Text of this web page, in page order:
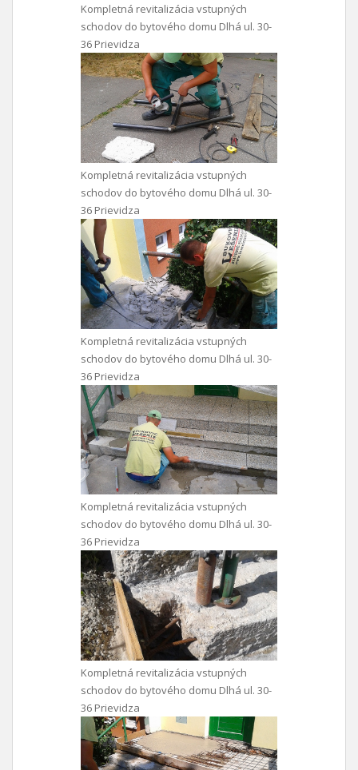
Kompletná revitalizácia vstupných
schodov do bytového domu Dlhá ul. 30-
36 Prievidza
Kompletná revitalizácia vstupných
schodov do bytového domu Dlhá ul. 30-
36 Prievidza
Kompletná revitalizácia vstupných
schodov do bytového domu Dlhá ul. 30-
36 Prievidza
Kompletná revitalizácia vstupných
schodov do bytového domu Dlhá ul. 30-
36 Prievidza
Kompletná revitalizácia vstupných
schodov do bytového domu Dlhá ul. 30-
36 Prievidza